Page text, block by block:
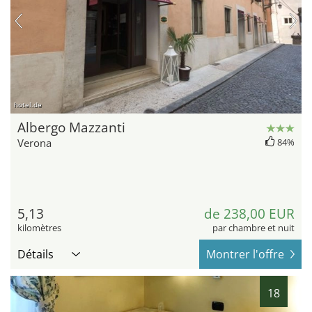
hotel.de
Albergo Mazzanti
Verona 84%
5,13
kilomètres
de 238,00 EUR
par chambre et nuit
Détails Montrer l'offre
18